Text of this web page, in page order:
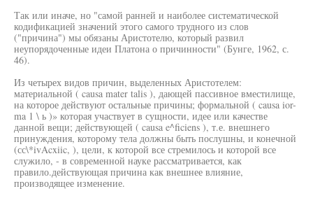
Так или иначе, но "самой ранней и наиболее систематической
кодификацией значений этого самого трудного из слов
("причина") мы обязаны Аристотелю, который развил
неупорядоченные идеи Платона о причинности" (Бунге, 1962, с.
46).
Из четырех видов причин, выделенных Аристотелем:
материальной ( causa mater talis ), дающей пассивное вместилище,
на которое действуют остальные причины; формальной ( causa ior-
ma 1 \ ь )» которая участвует в сущности, идее или качестве
данной вещи; действующей ( causa e^ficiens ), т.е. внешнего
принуждения, которому тела должны быть послушны, и конечной
(сс\*ivAcxiic, ), цели, к которой все стремилось и которой все
служило, - в современной науке рассматривается, как
правило.действующая причина как внешнее влияние,
производящее изменение.